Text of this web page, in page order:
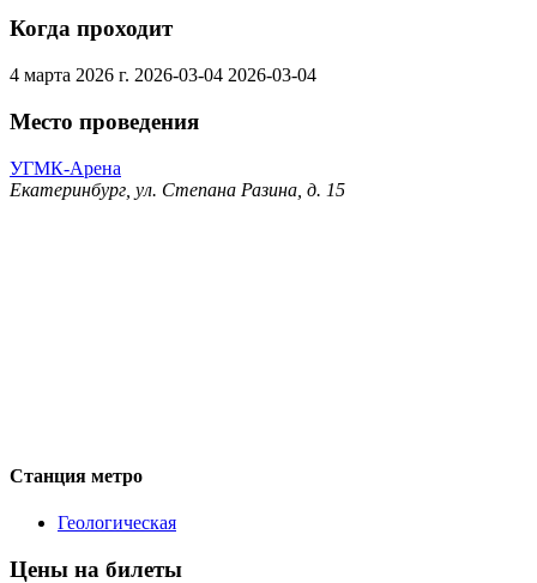
Когда проходит
4 марта 2026 г. 2026-03-04 2026-03-04
Место проведения
УГМК-Арена
Екатеринбург, ул. Степана Разина, д. 15
Станция метро
Геологическая
Цены на билеты